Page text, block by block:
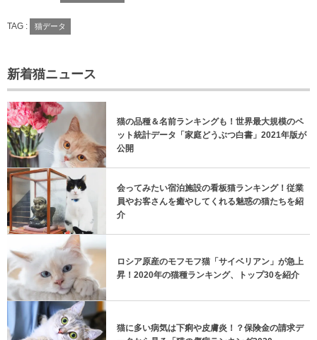
TAG : 猫データ
新着猫ニュース
猫の品種＆名前ランキングも！世界最大規模のペ
ット統計データ「家庭どうぶつ白書」2021年版が
公開
会ってみたい宿泊施設の看板猫ランキング！従業
員やお客さんを癒やしてくれる魅惑の猫たちを紹
介
ロシア原産のモフモフ猫「サイベリアン」が急上
昇！2020年の猫種ランキング、トップ30を紹介
猫に多い病気は下痢や皮膚炎！？保険金の請求デ